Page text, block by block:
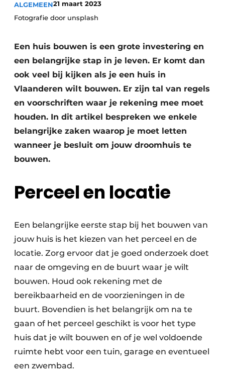
Video’s
Aanmelden
Bedrijven
Contact
Akoestiek
Beton & Staalbouw
Brandveiligheid
BIM
Evenementen
Dak & Gevel
Houtbouw
Keukens
Renovatie
Software
Toegangscontrole
Veiligheid & Opleiding
Zonwering
ALGEMEEN21 maart 2023
Fotografie door unsplash
Een huis bouwen is een grote investering en
een belangrijke stap in je leven. Er komt dan
ook veel bij kijken als je een huis in
Vlaanderen wilt bouwen. Er zijn tal van regels
en voorschriften waar je rekening mee moet
houden. In dit artikel bespreken we enkele
belangrijke zaken waarop je moet letten
wanneer je besluit om jouw droomhuis te
bouwen.
Perceel en locatie
Een belangrijke eerste stap bij het bouwen van
jouw huis is het kiezen van het perceel en de
locatie. Zorg ervoor dat je goed onderzoek doet
naar de omgeving en de buurt waar je wilt
bouwen. Houd ook rekening met de
bereikbaarheid en de voorzieningen in de
buurt. Bovendien is het belangrijk om na te
gaan of het perceel geschikt is voor het type
huis dat je wilt bouwen en of je wel voldoende
ruimte hebt voor een tuin, garage en eventueel
een zwembad.